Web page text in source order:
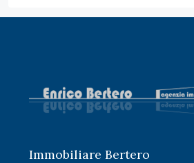
Immobiliare Bertero